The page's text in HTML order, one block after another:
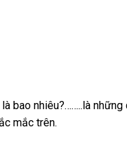
bao nhiêu?……..là
mắc trên.